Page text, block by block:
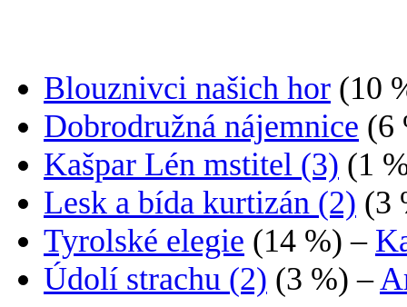
Blouznivci našich hor (10
Dobrodružná nájemnice (6
Kašpar Lén mstitel (3) (1
Lesk a bída kurtizán (2) (3
Tyrolské elegie (14 %) –
Údolí strachu (2) (3 %) –